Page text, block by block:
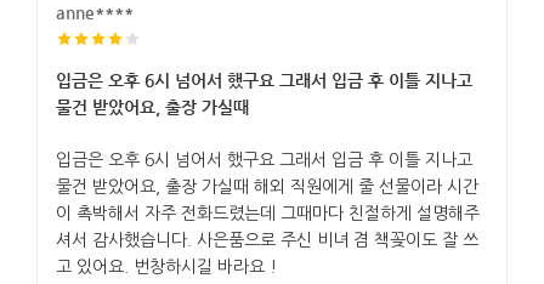
anne****
입금은 오후 6시 넘어서 했구요 그래서 입금 후 이틀 지나고
물건 받았어요, 출장 가실때
입금은 오후 6시 넘어서 했구요 그래서 입금 후 이틀 지나고
물건 받았어요, 출장 가실때 해외 직원에게 줄 선물이라 시간
이 촉박해서 자주 전화드렸는데 그때마다 친절하게 설명해주
셔서 감사했습니다. 사은품으로 주신 비녀 겸 책꽂이도 잘 쓰
고 있어요. 번창하시길 바라요 !